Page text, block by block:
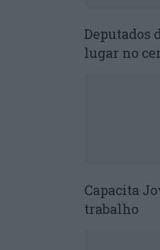
Deputados
lugar no
Capacita
trabalho